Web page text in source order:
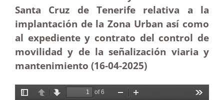
Santa Cruz de Tenerife relativa a la
implantación de la Zona Urban así como
al expediente y contrato del control de
movilidad y de la señalización viaria y
mantenimiento (16-04-2025)